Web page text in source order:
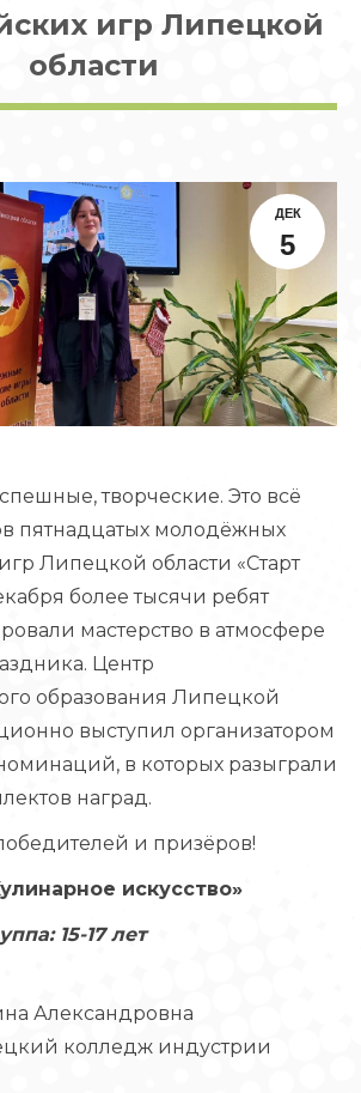
игр Липецкой
области
ДЕК
5
творческие. Это всё
пятнадцатых молодёжных
Липецкой области «Старт
более тысячи ребят
мастерство в атмосфере
Центр
образования Липецкой
выступил организатором
в которых разыграли
наград.
и призёров!
искусство»
15-17 лет
Александровна
колледж индустрии